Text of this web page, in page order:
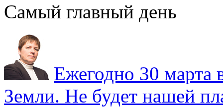
Самый главный день
Ежегодно 30 марта
Земли. Не будет нашей